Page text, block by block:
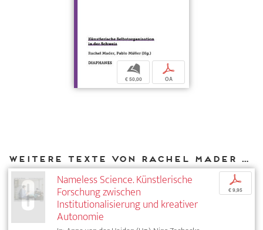
b
€ 50,00
p
OA
Weitere Texte von Rachel Mader bei DIAPHANES
Nameless Science. Künstlerische
Forschung zwischen
Institutionalisierung und kreativer
Autonomie
p
€ 9,95